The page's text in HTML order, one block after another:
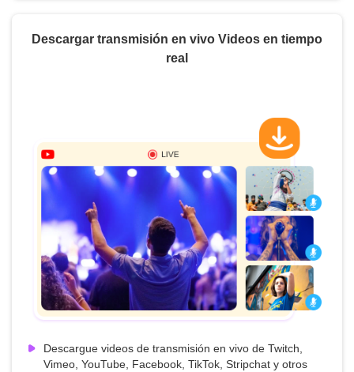
Descargar transmisión en vivo Videos en tiempo
real
Descargue videos de transmisión en vivo de Twitch,
Vimeo, YouTube, Facebook, TikTok, Stripchat y otros